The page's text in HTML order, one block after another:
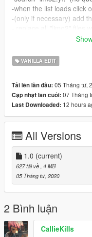
-when the list loads click
-(only if necessary) add
-start GTA5 and raise
VANILLA EDIT
Tải lên lần đầu: 05 Tháng tư,
Cập nhật lần cuối: 07 Tháng
Last Downloaded: 12 hours
All Versions
1.0 (current)
627 tải về , 4 MB
05 Tháng tư, 2020
2 Bình luận
CallieKills